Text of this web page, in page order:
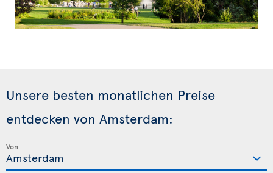
Unsere besten monatlichen Preise
entdecken von Amsterdam:
Von